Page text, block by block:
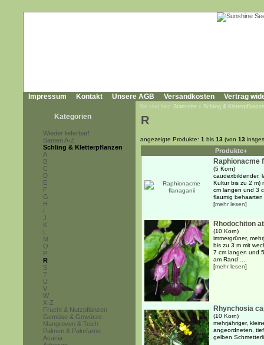
Impressum Kontakt Unsere AGB Versandkosten Vertrag
Kategorien
Wieder lieferbar!
Samen A-Z
Schling & Kletterpflanzen
A
B
C
D
E
F
G
H
I
J
K
L
M
O
P
R
S
T
U
V
W
X-Z
Frucht & Nutzpflanzen
Gemüse & Gewürze
Mangroven & Teich
Palmen & Palmfarne
Acacia
Sie sind hier: Startseite » Schling & Kletterpflanzen
R
angezeigte Produkte: 1 bis 13 (von 13
Produkte+
Raphionacme
(5 Korn)
caudexbildender,
Kultur bis zu 2 m)
cm langen und 3
flaumig
[mehr lesen]
Rhodochiton
(10 Korn)
immergrüner,
bis zu 3 m mit
7 cm langen und
am Rand ...
[mehr lesen]
Rhynchosia
(10 Korn)
mehrjähriger,
angeordneten,
gelben